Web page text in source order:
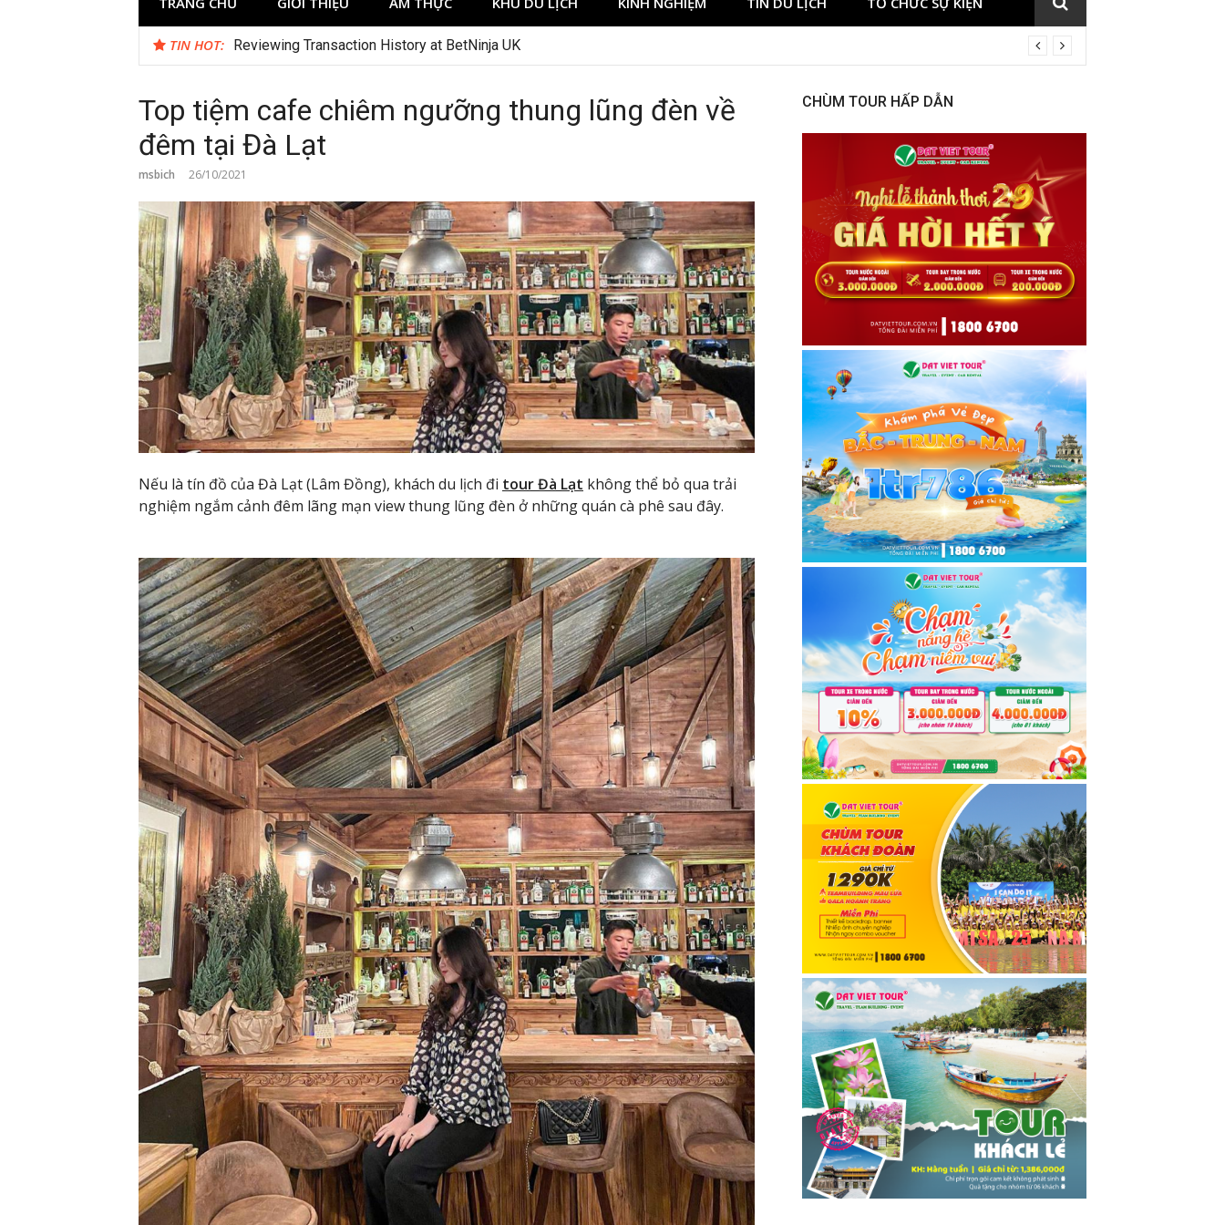
TIN HOT: Test
Top tiệm cafe chiêm ngưỡng thung lũng đèn về
đêm tại Đà Lạt
msbich 26/10/2021
Nếu là tín đồ của Đà Lạt (Lâm Đồng), khách du lịch đi tour Đà Lạt không thể bỏ qua trải
nghiệm ngắm cảnh đêm lãng mạn view thung lũng đèn ở những quán cà phê sau đây.
CHÙM TOUR HẤP DẪN